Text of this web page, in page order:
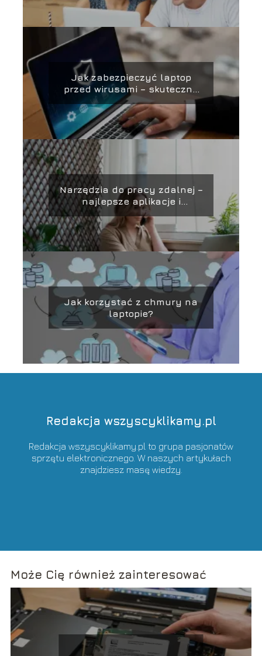
Jak zabezpieczyć laptop
przed wirusami – skuteczne
metody ochrony i
zabezpieczania danych
Narzędzia do pracy zdalnej –
najlepsze aplikacje i
platformy
Jak korzystać z chmury na
laptopie?
Redakcja wszyscyklikamy.pl
Redakcja wszyscyklikamy.pl to grupa pasjonatów
sprzętu elektronicznego. W naszych artykułach
znajdziesz masę wiedzy.
Może Cię również zainteresować